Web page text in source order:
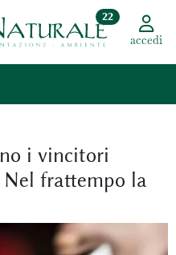
22
accedi
i vincitori
frattempo la